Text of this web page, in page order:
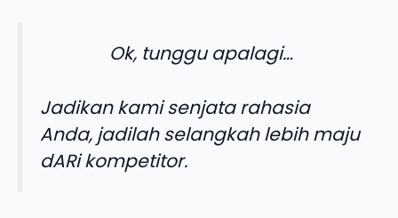
Ok, tunggu apalagi…
Jadikan kami senjata rahasia
Anda, jadilah selangkah lebih maju
dARi kompetitor.